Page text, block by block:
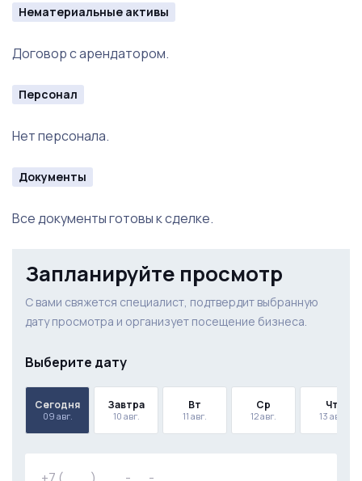
Нематериальные активы
Договор с арендатором.
Персонал
Нет персонала.
Документы
Все документы готовы к сделке.
Запланируйте просмотр
С вами свяжется специалист, подтвердит выбранную
дату просмотра и организует посещение бизнеса.
Выберите дату
Сегодня
09 авг.
Завтра
10 авг.
Вт
11 авг.
Ср
12 авг.
Чт
13 авг.